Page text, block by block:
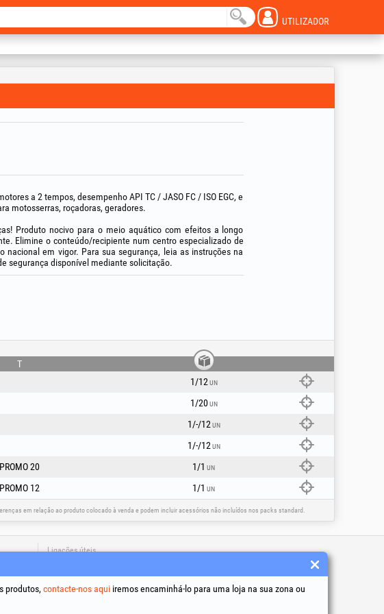
UTILIZADOR
a 2 tempos, desempenho API TC / JASO FC / ISO EGC, e
motosserras, roçadoras, geradores.
Produto nocivo para o meio aquático com efeitos a longo
Elimine o conteúdo/recipiente num centro especializado de
nacional em vigor. Para sua segurança, leia as instruções na
segurança disponível mediante solicitação.
T
1/12 UN
1/20UN
1/-/12 UN
1/-/12 UN
PROMO 20 1/1 UN
PROMO 12 1/1 UN
em relação ao produto colocado à venda e podem incluir acessórios não incluídos nos packs standard.
Ligações úteis
Tratamento de dados pessoais
produtos, contacte-nos aqui iremos encaminhá-lo para uma loja na sua zona ou